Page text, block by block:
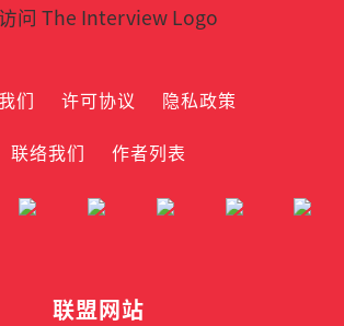
们 许可协议
隐私政策
联络我们
作者列表
联盟网站